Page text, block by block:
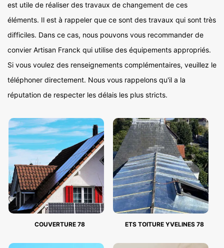
est utile de réaliser des travaux de changement de ces
éléments. Il est à rappeler que ce sont des travaux qui sont très
difficiles. Dans ce cas, nous pouvons vous recommander de
convier Artisan Franck qui utilise des équipements appropriés.
Si vous voulez des renseignements complémentaires, veuillez le
téléphoner directement. Nous vous rappelons qu'il a la
réputation de respecter les délais les plus stricts.
COUVERTURE 78 ETS TOITURE YVELINES 78